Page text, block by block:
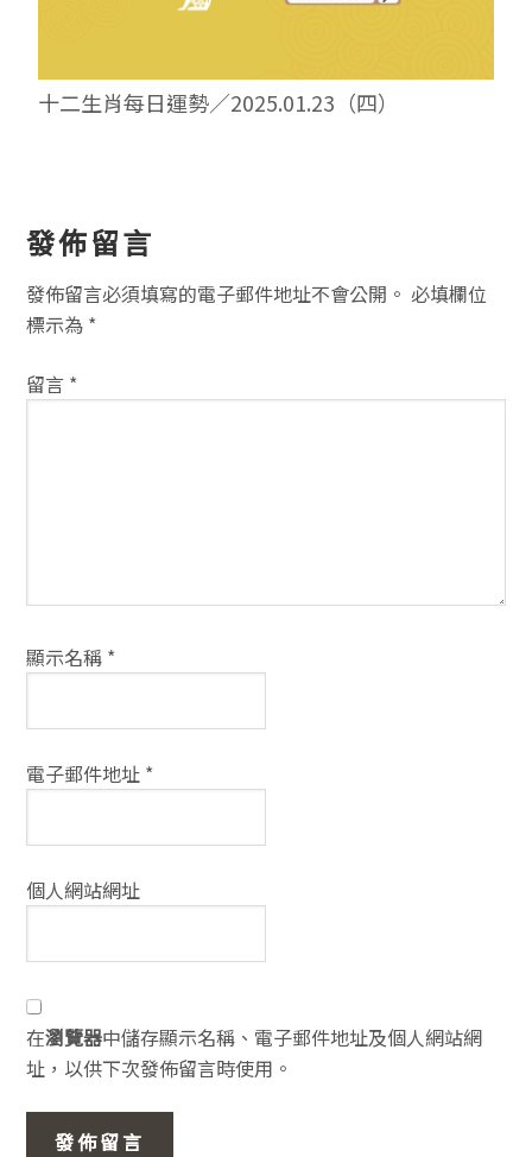
十二生肖每日運勢／2025.01.23（四）
讀
者
互
動
方
發佈留言
發佈留言必須填寫的電子郵件地址不會公開。 必填欄位
標示為 *
留言 *
顯示名稱 *
電子郵件地址 *
個人網站網址
在瀏覽器中儲存顯示名稱、電子郵件地址及個人網站網
址，以供下次發佈留言時使用。